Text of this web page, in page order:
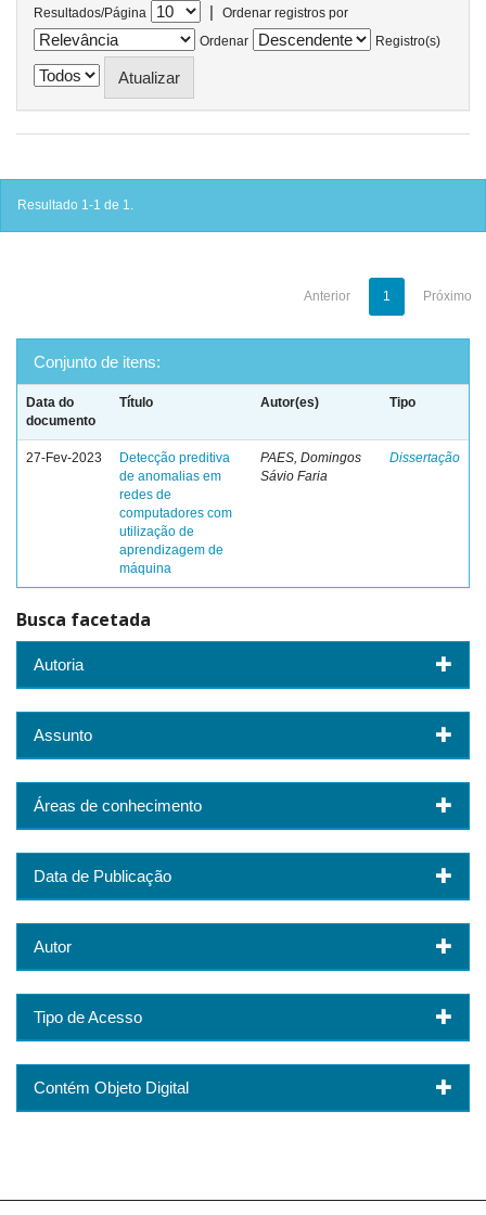
Resultados/Página |
Ordenar registros por
Ordenar
Registro(s)
Resultado 1-1 de 1.
Anterior 1 Próximo
Conjunto de itens:
Data do
documento
Título Autor(es) Tipo
27-Fev-2023
Detecção preditiva
de anomalias em
redes de
computadores com
utilização de
aprendizagem de
máquina
PAES, Domingos
Sávio Faria
Dissertação
Busca facetada
Autoria
Assunto
Áreas de conhecimento
Data de Publicação
Autor
Tipo de Acesso
Contém Objeto Digital